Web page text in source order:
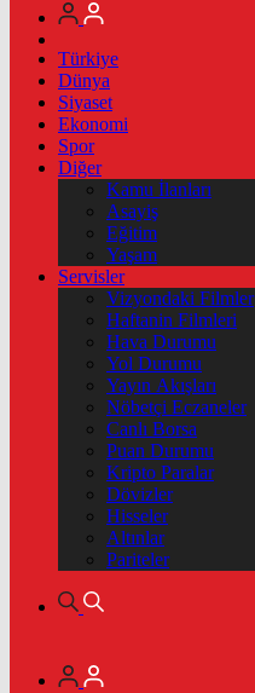
Türkiye
Dünya
Siyaset
Ekonomi
Spor
Diğer
Kamu İlanları
Asayiş
Eğitim
Yaşam
Servisler
Vizyondaki Filmler
Haftanin Filmleri
Hava Durumu
Yol Durumu
Yayın Akışları
Nöbetçi Eczaneler
Canlı Borsa
Puan Durumu
Kripto Paralar
Dövizler
Hisseler
Altınlar
Pariteler